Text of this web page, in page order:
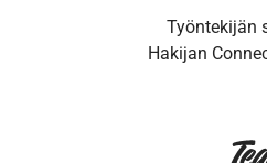
Työntekijän
Hakijan